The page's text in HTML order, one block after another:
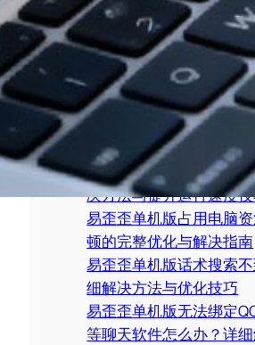
e
c
h
新闻精选
易歪歪单机版卸载不干
删除软件残留文件详细
易歪歪单机版运行卡顿怎
决方法与提升运行速度
易歪歪单机版占用电脑
顿的完整优化与解决指南
易歪歪单机版话术搜索
细解决方法与优化技巧
易歪歪单机版无法绑定
等聊天软件怎么办？详